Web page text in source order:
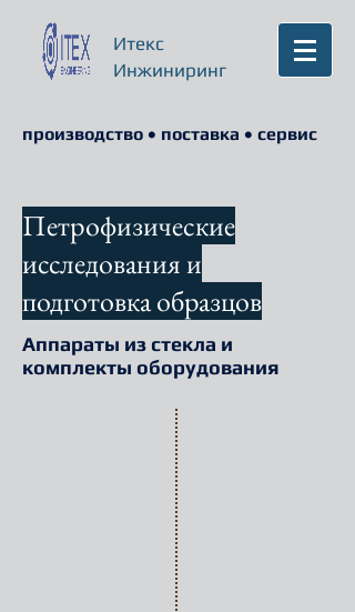
производство • поставка • сервис
Итекс
Инжиниринг
Петрофизические
исследования и
подготовка образцов
Аппараты из стекла и
комплекты оборудования